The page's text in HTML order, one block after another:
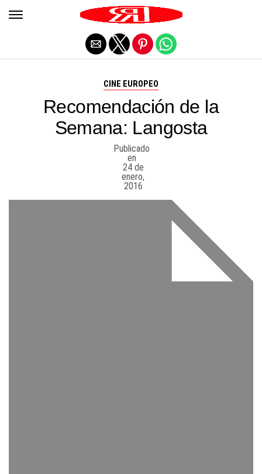
CINE EUROPEO
Recomendación de la
Semana: Langosta
Publicado
en
24 de
enero,
2016
Salir de la versión móvil